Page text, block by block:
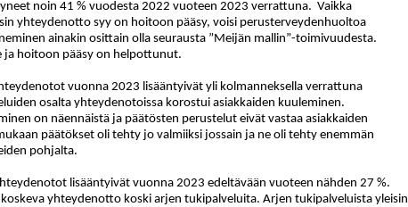
noin 41 % vuodesta 2022 vuoteen 2023 verrattuna. Vaikka
yhteydenotto syy on hoitoon pääsy, voisi perusterveydenhuoltoa
ainakin osittain olla seurausta ”Meijän mallin”-toimivuudesta.
ja hoitoon pääsy on helpottunut.
vuonna 2023 lisääntyivät yli kolmanneksella verrattuna
osalta yhteydenotoissa korostui asiakkaiden kuuleminen.
on näennäistä ja päätösten perustelut eivät vastaa asiakkaiden
päätökset oli tehty jo valmiiksi jossain ja ne oli tehty enemmän
pohjalta.
lisääntyivät vuonna 2023 edeltävään vuoteen nähden 27 %.
yhteydenotto koski arjen tukipalveluita. Arjen tukipalveluista yleisin